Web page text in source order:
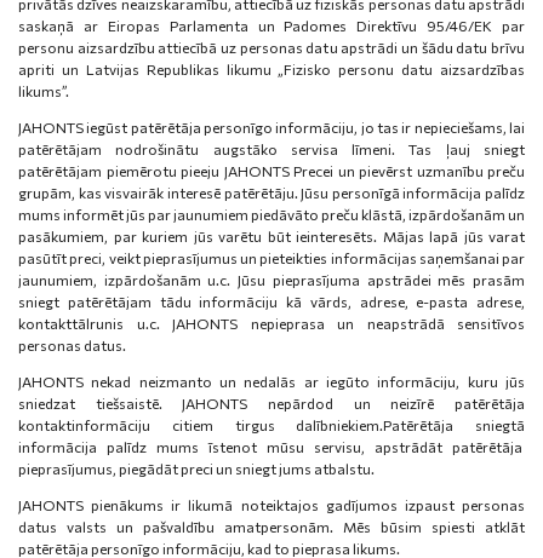
privātās dzīves neaizskaramību, attiecībā uz fiziskās personas datu apstrādi
saskaņā ar Eiropas Parlamenta un Padomes Direktīvu 95/46/EK par
personu aizsardzību attiecībā uz personas datu apstrādi un šādu datu brīvu
apriti un Latvijas Republikas likumu „Fizisko personu datu aizsardzības
likums”.
JAHONTS iegūst patērētāja personīgo informāciju, jo tas ir nepieciešams, lai
patērētājam nodrošinātu augstāko servisa līmeni. Tas ļauj sniegt
patērētājam piemērotu pieeju JAHONTS Precei un pievērst uzmanību preču
grupām, kas visvairāk interesē patērētāju. Jūsu personīgā informācija palīdz
mums informēt jūs par jaunumiem piedāvāto preču klāstā, izpārdošanām un
pasākumiem, par kuriem jūs varētu būt ieinteresēts. Mājas lapā jūs varat
pasūtīt preci, veikt pieprasījumus un pieteikties informācijas saņemšanai par
jaunumiem, izpārdošanām u.c. Jūsu pieprasījuma apstrādei mēs prasām
sniegt patērētājam tādu informāciju kā vārds, adrese, e-pasta adrese,
kontakttālrunis u.c. JAHONTS nepieprasa un neapstrādā sensitīvos
personas datus.
JAHONTS nekad neizmanto un nedalās ar iegūto informāciju, kuru jūs
sniedzat tiešsaistē. JAHONTS nepārdod un neizīrē patērētāja
kontaktinformāciju citiem tirgus dalībniekiem.Patērētāja sniegtā
informācija palīdz mums īstenot mūsu servisu, apstrādāt patērētāja
pieprasījumus, piegādāt preci un sniegt jums atbalstu.
JAHONTS pienākums ir likumā noteiktajos gadījumos izpaust personas
datus valsts un pašvaldību amatpersonām. Mēs būsim spiesti atklāt
patērētāja personīgo informāciju, kad to pieprasa likums.